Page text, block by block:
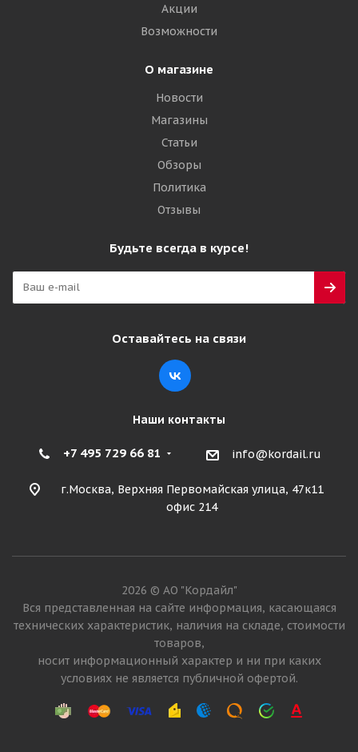
Акции
Возможности
О магазине
Новости
Магазины
Статьи
Обзоры
Политика
Отзывы
Будьте всегда в курсе!
Оставайтесь на связи
Наши контакты
+7 495 729 66 81 info@kordail.ru
г.Москва, Верхняя Первомайская улица, 47к11
офис 214
2026 © АО "Кордайл"
Вся представленная на сайте информация, касающаяся
технических характеристик, наличия на складе, стоимости
товаров,
носит информационный характер и ни при каких
условиях не является публичной офертой.